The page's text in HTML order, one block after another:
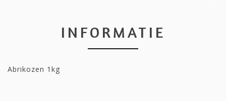
INFORMATIE
Abrikozen 1kg